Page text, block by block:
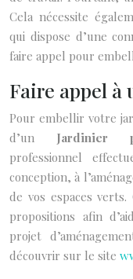
Cela nécessite
qui dispose d’une
faire appel pour
Faire appel à
Pour embellir votre
d’un Jardinier
professionnel
conception, à
de vos espaces
propositions afin
projet
découvrir sur le site